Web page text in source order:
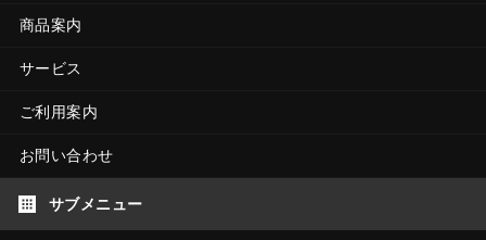
商品案内
サービス
ご利用案内
お問い合わせ